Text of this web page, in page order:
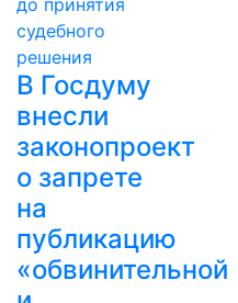
В Госдуму
внесли
законопроект
о запрете
на
публикацию
«обвинительной